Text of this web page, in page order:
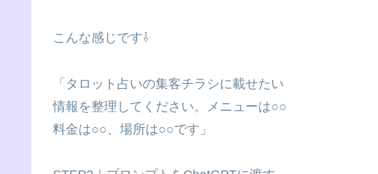
こんな感じです⇩
「タロット占いの集客チラシに載せたい
情報を整理してください。メニューは○○
料金は○○、場所は○○です」